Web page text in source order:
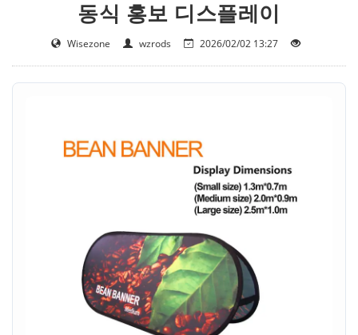
동식 홍보 디스플레이
Wisezone wzrods 2026/02/02 13:27